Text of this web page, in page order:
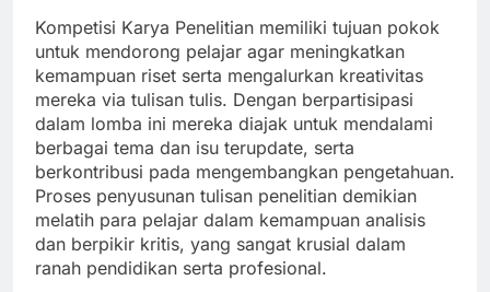
Kompetisi Karya Penelitian memiliki tujuan pokok
untuk mendorong pelajar agar meningkatkan
kemampuan riset serta mengalurkan kreativitas
mereka via tulisan tulis. Dengan berpartisipasi
dalam lomba ini mereka diajak untuk mendalami
berbagai tema dan isu terupdate, serta
berkontribusi pada mengembangkan pengetahuan.
Proses penyusunan tulisan penelitian demikian
melatih para pelajar dalam kemampuan analisis
dan berpikir kritis, yang sangat krusial dalam
ranah pendidikan serta profesional.